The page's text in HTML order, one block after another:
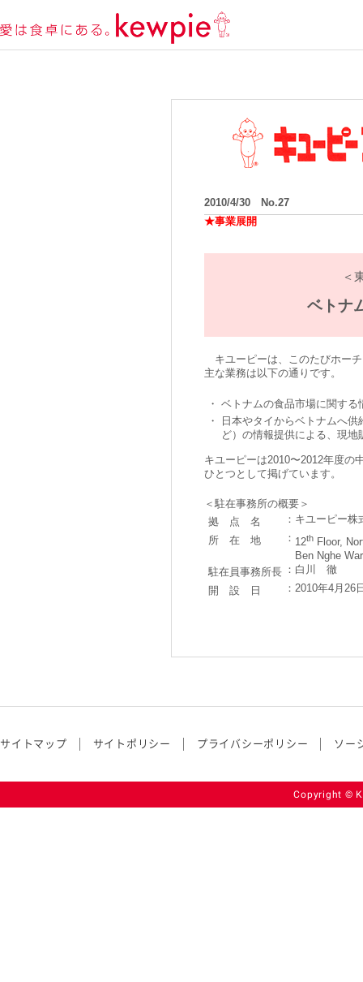
2010/4/30 No.27
★事業展開
＜
ベトナ
キユーピーは、このたびホー
主な業務は以下の通りです。
・
ベトナムの食品市場に関する
・
日本やタイからベトナムへ
ど）の情報提供による、現
キユーピーは2010〜2012年度の
ひとつとして掲げています。
＜駐在事務所の概要＞
拠 点 名
： キユーピー
所 在 地
： 12th Floor,
Ben Nghe
駐在員事務所長 ： 白川 徹
開 設 日
： 2010年4月26
サイトマップ サイトポリシー プライバシーポリシー ソー
Copyright ©